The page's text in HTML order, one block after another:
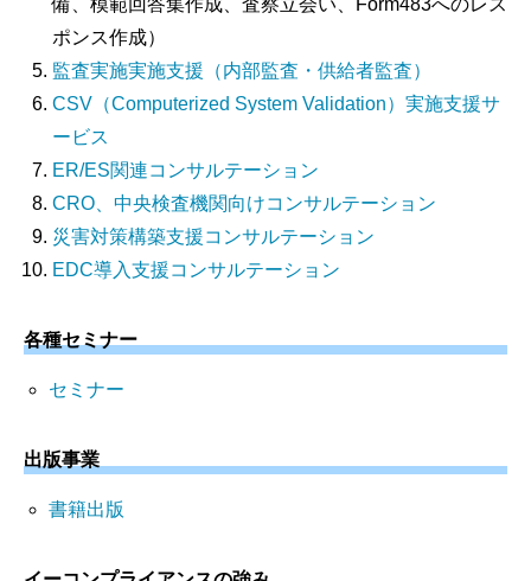
ポンス作成）
監査実施実施支援（内部監査・供給者監査）
CSV（Computerized System Validation）実施支援サ
ービス
ER/ES関連コンサルテーション
CRO、中央検査機関向けコンサルテーション
災害対策構築支援コンサルテーション
EDC導入支援コンサルテーション
各種セミナー
セミナー
出版事業
書籍出版